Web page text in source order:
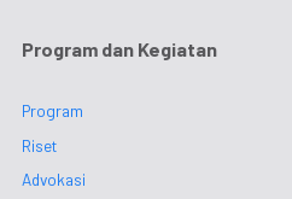
Program dan Kegiatan
Program
Riset
Advokasi